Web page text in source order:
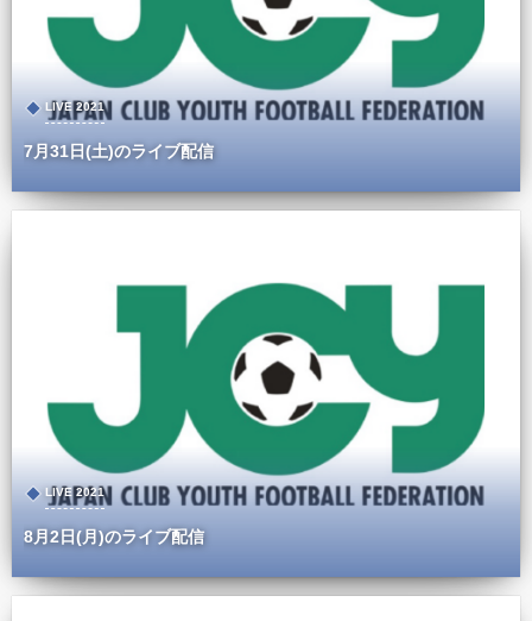
LIVE 2021
7月31日(土)のライブ配信
LIVE 2021
8月2日(月)のライブ配信